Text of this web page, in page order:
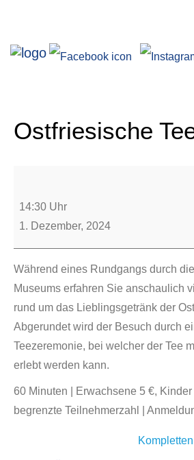
Forschung
Ostfriesische
14:30 Uhr
1. Dezember, 2024
Während eines Rundgangs durch
Museums erfahren Sie anschaulich
rund um das Lieblingsgetränk der
Abgerundet wird der Besuch durch
Teezeremonie, bei welcher der Tee
erlebt werden kann.
60 Minuten | Erwachsene 5 €, Kinder
begrenzte Teilnehmerzahl |